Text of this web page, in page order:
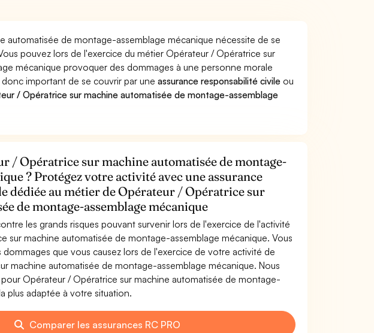
automatisée de montage-assemblage mécanique nécessite de se
pouvez lors de l'exercice du métier Opérateur / Opératrice sur
mécanique provoquer des dommages à une personne morale
donc important de se couvrir par uneassurance responsabilité civile ou
/ Opératrice sur machine automatisée de montage-assemblage
/ Opératrice sur machine automatisée de montage-
? Protégez votre activité avec une assurance
dédiée au métier de Opérateur / Opératrice sur
de montage-assemblage mécanique
les grands risques pouvant survenir lors de l'exercice de l'activité
sur machine automatisée de montage-assemblage mécanique. Vous
que vous causez lors de l'exercice de votre activité de
machine automatisée de montage-assemblage mécanique. Nous
Opérateur / Opératrice sur machine automatisée de montage-
plus adaptée à votre situation.
Comparer les assurances RC PRO